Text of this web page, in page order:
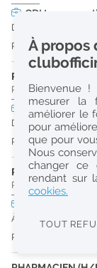
Réinitialiser
2
0
k
Consulter
CDI temps
Dès que possible
Publiée il y a 10
PRÉPARATEUR
Pharmacie
temps plein
Dès que possible
Publiée il y a 20
PHARMACIEN (H/
Pharmacie
À partir du 31/08/
Publiée il y a 20
À propos
Bienvenue !
mesurer la
améliorer le
pour
que pour
Nous
changer ce
rendant sur
cookies.
TOUT